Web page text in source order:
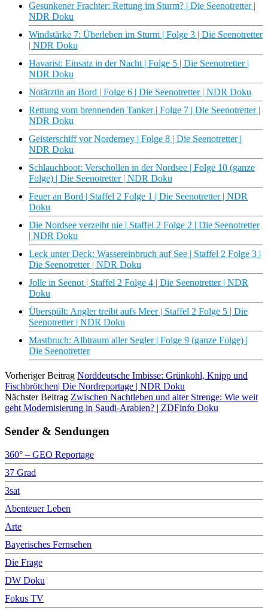
Gesunkener Frachter: Rettung im Sturm? | Die Seenotretter |
NDR Doku
Windstärke 7: Überleben im Sturm | Folge 3 | Die Seenotretter
| NDR Doku
Havarist: Einsatz in der Nacht | Folge 5 | Die Seenotretter |
NDR Doku
Notärztin an Bord | Folge 6 | Die Seenotretter | NDR Doku
Rettung vom brennenden Tanker | Folge 7 | Die Seenotretter |
NDR Doku
Geisterschiff vor Norderney | Folge 8 | Die Seenotretter |
NDR Doku
Schlauchboot: Verschollen in der Nordsee | Folge 10 (ganze
Folge) | Die Seenotretter | NDR Doku
Feuer an Bord | Staffel 2 Folge 1 | Die Seenotretter | NDR
Doku
Die Nordsee verzeiht nie | Staffel 2 Folge 2 | Die Seenotretter
| NDR Doku
Leck unter Deck: Wassereinbruch auf See | Staffel 2 Folge 3 |
Die Seenotretter | NDR Doku
Jolle in Seenot | Staffel 2 Folge 4 | Die Seenotretter | NDR
Doku
Überspült: Angler treibt aufs Meer | Staffel 2 Folge 5 | Die
Seenotretter | NDR Doku
Mastbruch: Albtraum aller Segler | Folge 9 (ganze Folge) |
Die Seenotretter
Vorheriger Beitrag Norddeutsche Imbisse: Grünkohl, Knipp und
Fischbrötchen| Die Nordreportage | NDR Doku
Nächster Beitrag Zwischen Nachtleben und alter Strenge: Wie weit
geht Modernisierung in Saudi-Arabien? | ZDFinfo Doku
Sender & Sendungen
360° – GEO Reportage
37 Grad
3sat
Abenteuer Leben
Arte
Bayerisches Fernsehen
Die Frage
DW Doku
Fokus TV